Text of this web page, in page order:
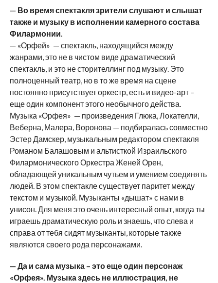
— Во время спектакля зрители слушают и слышат
также и музыку в исполнении камерного состава
Филармонии.
— «Орфей» — спектакль, находящийся между
жанрами, это не в чистом виде драматический
спектакль, и это не сторителлинг под музыку. Это
полноценный театр, но в то же время на сцене
постоянно присутствует оркестр, есть и видео-арт –
еще один компонент этого необычного действа.
Музыка «Орфея» — произведения Глюка, Локателли,
Веберна, Малера, Воронова — подбиралась совместно
Эстер Дамскер, музыкальным редактором спектакля
Романом Балашовым и альтисткой Израильского
Филармонического Оркестра Женей Орен,
обладающей уникальным чутьем и умением соединять
людей. В этом спектакле существует паритет между
текстом и музыкой. Музыканты «дышат» с нами в
унисон. Для меня это очень интересный опыт, когда ты
играешь драматическую роль и знаешь, что слева и
справа от тебя сидят музыканты, которые также
являются своего рода персонажами.
— Да и сама музыка – это еще один персонаж
«Орфея». Музыка здесь не иллюстрация, не